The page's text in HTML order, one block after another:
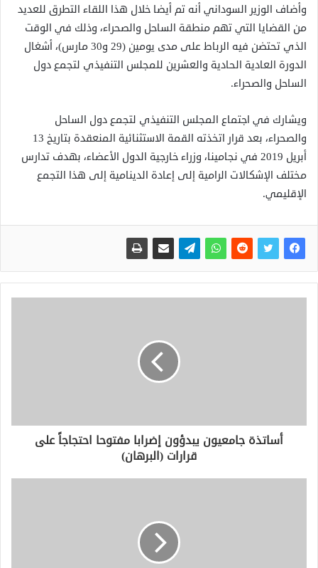
وأضاف الوزير السوداني أنه تم أيضا خلال هذا اللقاء التطرق للعديد
من القضايا التي تهم منطقة الساحل والصحراء، وذلك في الوقت
الذي تحتضن فيه الرباط على مدى يومين (29 و30 مارس)، أشغال
الدورة العادية الحادية والعشرين للمجلس التنفيذي لتجمع دول
الساحل والصحراء.
ويشارك في اجتماع المجلس التنفيذي لتجمع دول الساحل
والصحراء، بعد قرار اتخذته القمة الاستثنائية المنعقدة بتاريخ 13
أبريل 2019 في نجامينا، وزراء خارجية الدول الأعضاء، بهدف تدارس
مختلف الإشكالات الرامية إلى إعادة الدينامية إلى هذا التجمع
الإقليمي.
أساتذة جامعيون يبدؤون إضرابا مفتوحا احتجاجاً على
قرارات (البرهان)